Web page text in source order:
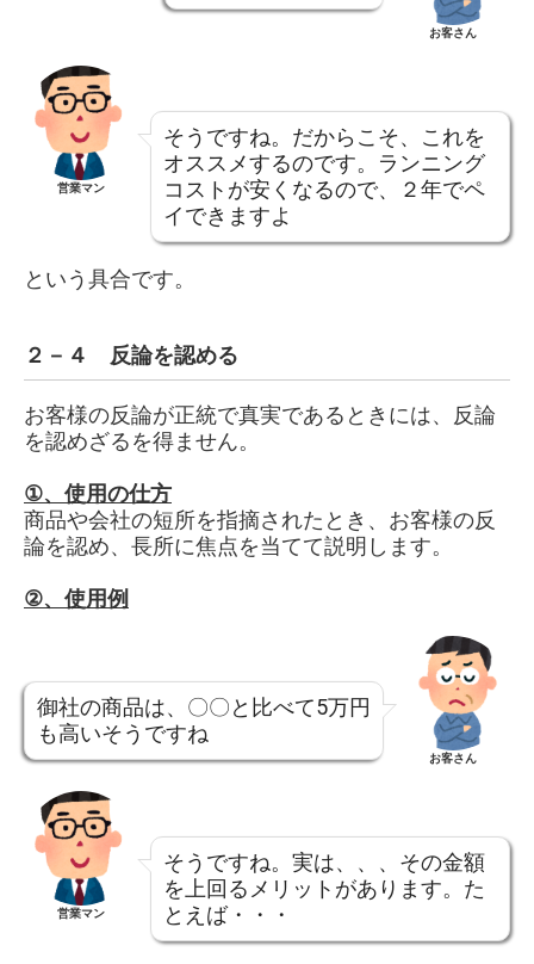
お客さん
営業マン
そうですね。だからこそ、これを
オススメするのです。ランニング
コストが安くなるので、２年でペ
イできますよ
という具合です。
２－４ 反論を認める
お客様の反論が正統で真実であるときには、反論
を認めざるを得ません。
①、 使用の仕方
商品や会社の短所を指摘されたとき、お客様の反
論を認め、長所に焦点を当てて説明します。
②、 使用例
御社の商品は、〇〇と比べて5万円
も高いそうですね
お客さん
営業マン
そうですね。実は、、、その金額
を上回るメリットがあります。た
とえば・・・